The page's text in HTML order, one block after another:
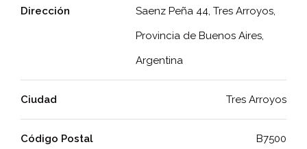
Dirección
Saenz Peña 44, Tres Arroyos,
Provincia de Buenos Aires,
Argentina
Ciudad Tres Arroyos
Código Postal B7500